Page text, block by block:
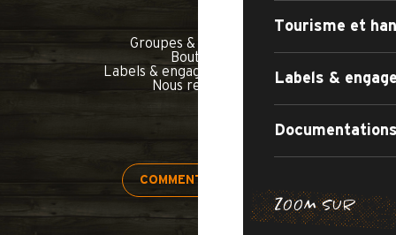
Tourisme et
Labels &
ZOOM SUR
Groupes & séminaires
Boutique
Labels & engagements qualité
Nous rejoindre
COMMENT VENIR ?